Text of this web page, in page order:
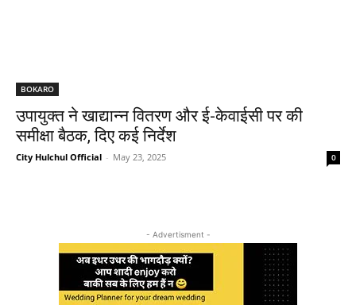
BOKARO
उपायुक्त ने खाद्यान्न वितरण और ई-केवाईसी पर की
समीक्षा बैठक, दिए कई निर्देश
City Hulchul Official - May 23, 2025 0
- Advertisment -